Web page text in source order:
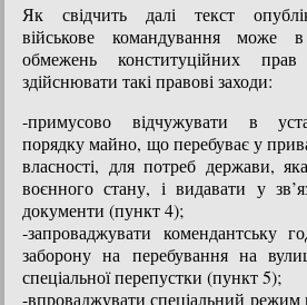
Як свідчить далі текст
військове командування може
обмежень конституційних
здійснювати такі правові заходи:
-примусово відчужувати в
порядку майно, що перебуває у
власності, для потреб держави,
воєнного стану, і видавати у
документи (пункт 4);
-запроваджувати комендантську
заборону на перебування на
спеціальної перепустки (пункт 5);
-впроваджувати спеціальний режим